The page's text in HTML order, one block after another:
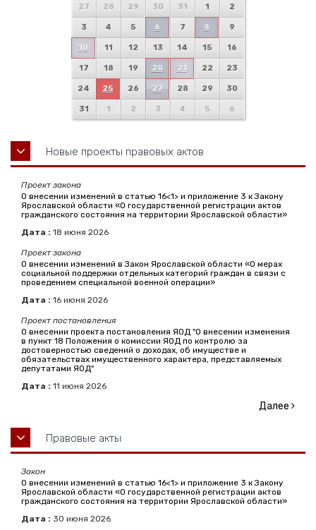
27 28 29 30 31 1 2
3 4 5 6 7 8 9
10 11 12 13 14 15 16
17 18 19 20 21 22 23
24 25 26 27 28 29 30
31 1 2 3 4 5 6
Новые проекты правовых актов
Проект закона
О внесении изменений в статью 16<1> и приложение 3 к Закону
Ярославской области «О государственной регистрации актов
гражданского состояния на территории Ярославской области»
Дата : 18 июня 2026
Проект закона
О внесении изменений в Закон Ярославской области «О мерах
социальной поддержки отдельных категорий граждан в связи с
проведением специальной военной операции»
Дата : 16 июня 2026
Проект постановления
О внесении проекта постановления ЯОД "О внесении изменения
в пункт 18 Положения о комиссии ЯОД по контролю за
достоверностью сведений о доходах, об имуществе и
обязательствах имущественного характера, представляемых
депутатами ЯОД"
Дата : 11 июня 2026
Далее
Правовые акты
Закон
О внесении изменений в статью 16<1> и приложение 3 к Закону
Ярославской области «О государственной регистрации актов
гражданского состояния на территории Ярославской области»
Дата : 30 июня 2026